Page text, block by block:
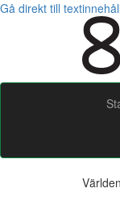
Gå direkt till textinnehåll
Världen